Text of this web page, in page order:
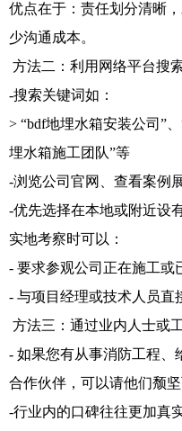
优点在于：责任划分清晰
少沟通成本。
方法二：利用网络平台搜
-搜索关键词如：
> “bdf地埋水箱安装公司”
埋水箱施工团队”等
-浏览公司官网、查看案例
-优先选择在本地或附近设
实地考察时可以：
- 要求参观公司正在施工或
- 与项目经理或技术人员直
方法三：通过业内人士或
- 如果您有从事消防工程、
合作伙伴，可以请他们颓
-行业内的口碑往往更加真